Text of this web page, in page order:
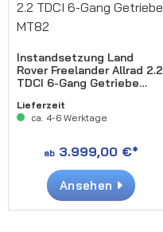
Instandsetzung Land
Rover Freelander Allrad 2.2
TDCI 6-Gang Getriebe
Lieferzeit
ca. 4-6 Werktage
ab 3.999,00 €*
Ansehen